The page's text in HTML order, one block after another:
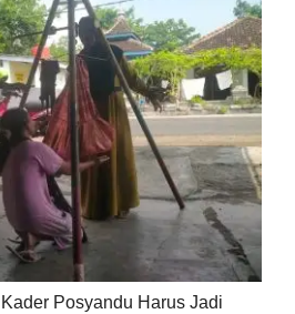
Posyandu Harus Jadi